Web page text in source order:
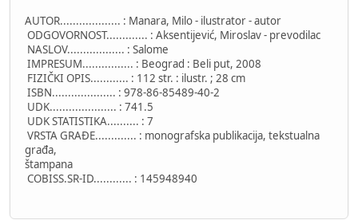
AUTOR................... : Manara, Milo - ilustrator - autor
ODGOVORNOST............. : Aksentijević, Miroslav - prevodilac
NASLOV.................. : Salome
IMPRESUM................ : Beograd : Beli put, 2008
FIZIČKI OPIS............ : 112 str. : ilustr. ; 28 cm
ISBN.................... : 978-86-85489-40-2
UDK..................... : 741.5
UDK STATISTIKA.......... : 7
VRSTA GRAĐE............. : monografska publikacija, tekstualna
građa,
štampana
COBISS.SR-ID............ : 145948940